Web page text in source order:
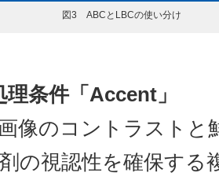
図3 ABCとLBCの使い分け
条件「Accent」
像のコントラストと
の視認性を確保する